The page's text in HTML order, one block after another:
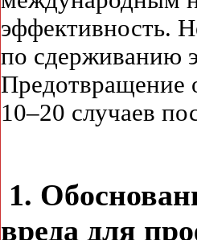
эффективность.
по сдерживанию
Предотвращение
10–20 случаев
1.
вреда для